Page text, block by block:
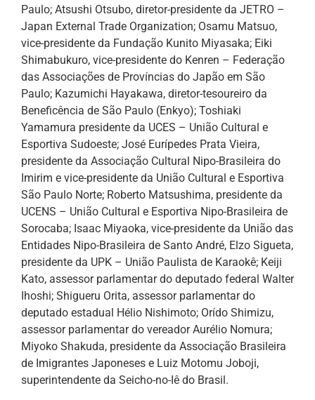
Paulo; Atsushi Otsubo, diretor-presidente da JETRO –
Japan External Trade Organization; Osamu Matsuo,
vice-presidente da Fundação Kunito Miyasaka; Eiki
Shimabukuro, vice-presidente do Kenren – Federação
das Associações de Províncias do Japão em São
Paulo; Kazumichi Hayakawa, diretor-tesoureiro da
Beneficência de São Paulo (Enkyo); Toshiaki
Yamamura presidente da UCES – União Cultural e
Esportiva Sudoeste; José Eurípedes Prata Vieira,
presidente da Associação Cultural Nipo-Brasileira do
Imirim e vice-presidente da União Cultural e Esportiva
São Paulo Norte; Roberto Matsushima, presidente da
UCENS – União Cultural e Esportiva Nipo-Brasileira de
Sorocaba; Isaac Miyaoka, vice-presidente da União das
Entidades Nipo-Brasileira de Santo André, Elzo Sigueta,
presidente da UPK – União Paulista de Karaokê; Keiji
Kato, assessor parlamentar do deputado federal Walter
Ihoshi; Shigueru Orita, assessor parlamentar do
deputado estadual Hélio Nishimoto; Orído Shimizu,
assessor parlamentar do vereador Aurélio Nomura;
Miyoko Shakuda, presidente da Associação Brasileira
de Imigrantes Japoneses e Luiz Motomu Joboji,
superintendente da Seicho-no-Iê do Brasil.